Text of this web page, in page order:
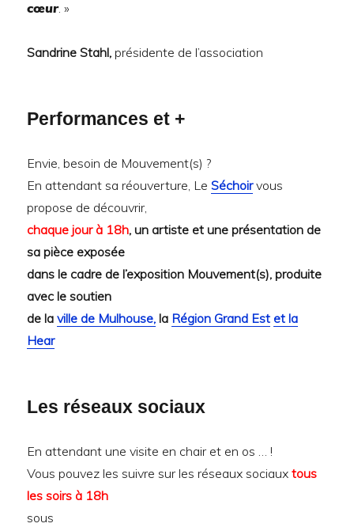
cœur. »
Sandrine Stahl, présidente de l’association
Performances et +
Envie, besoin de Mouvement(s) ?
En attendant sa réouverture, LeSéchoirvous
propose de découvrir,
chaque jour à 18h, un artiste et une présentation de
sa pièce exposée
dans le cadre de l’exposition Mouvement(s), produite
avec le soutien
de laville de Mulhouse, la Région Grand Est et la
Hear
Les réseaux sociaux
En attendant une visite en chair et en os … !
Vous pouvez les suivre sur les réseaux sociauxtous
les soirs à 18h
sous